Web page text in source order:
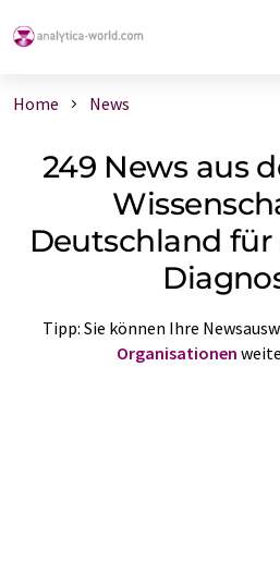
Home News
249 News aus
Deutschland
Tipp: Sie können Ihre
Organisationen